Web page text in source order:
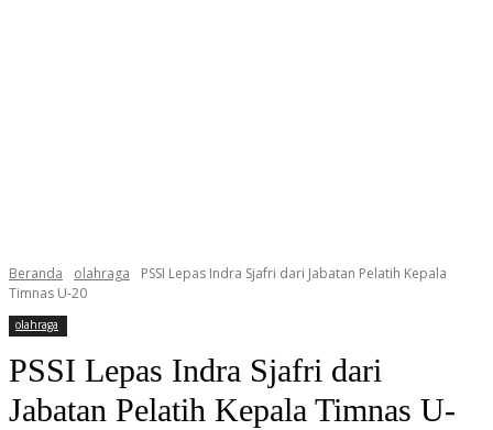
Beranda olahraga
PSSI Lepas Indra Sjafri dari Jabatan Pelatih Kepala
Timnas U-20
olahraga
PSSI Lepas Indra Sjafri dari
Jabatan Pelatih Kepala Timnas U-